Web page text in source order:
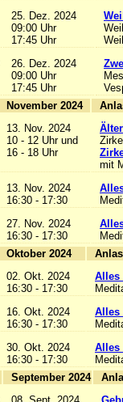
25. Dez. 2024
09:00 Uhr
17:45 Uhr
26. Dez. 2024
09:00 Uhr
17:45 Uhr
November 2024
13. Nov. 2024
10 - 12 Uhr und
16 - 18 Uhr
mit
13. Nov. 2024
16:30 - 17:30
27. Nov. 2024
16:30 - 17:30
Oktober 2024
02. Okt. 2024
16:30 - 17:30
Alles
16. Okt. 2024
16:30 - 17:30
Alles
30. Okt. 2024
16:30 - 17:30
Alles
September 2024